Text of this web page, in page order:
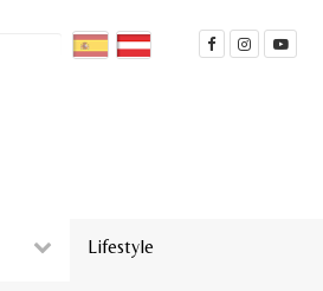
Lifestyle